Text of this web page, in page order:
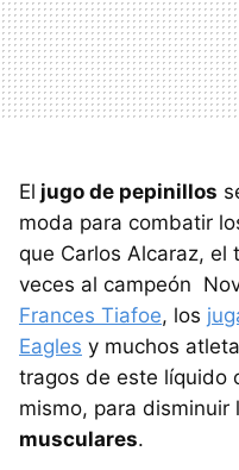
El jugo de pepinillos
moda para combatir
que Carlos Alcaraz, el
veces al campeón
Frances Tiafoe, los
Eagles y muchos
tragos de este líquido
mismo, para disminuir
musculares.